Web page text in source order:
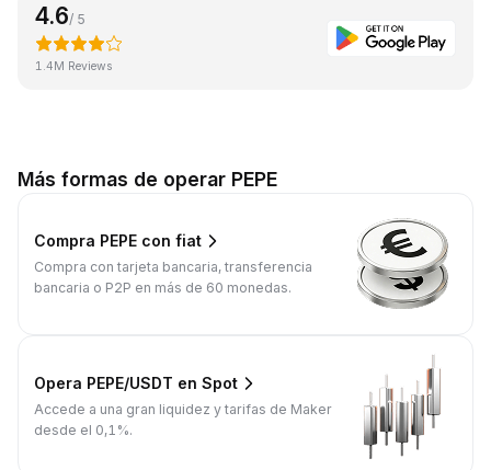
4.6/ 5
1.4M Reviews
Más formas de operar PEPE
Compra PEPE con fiat
Compra con tarjeta bancaria, transferencia
bancaria o P2P en más de 60 monedas.
Opera PEPE/USDT en Spot
Accede a una gran liquidez y tarifas de Maker
desde el 0,1%.